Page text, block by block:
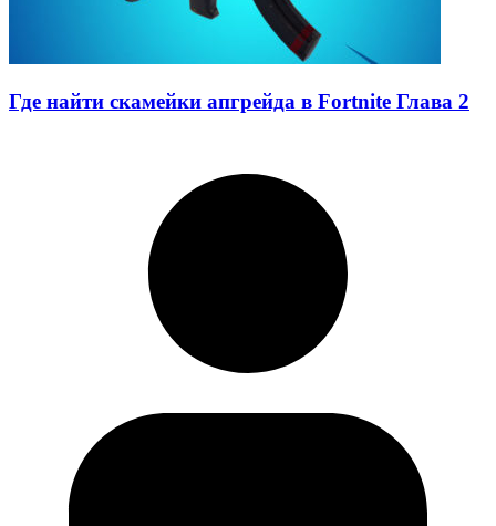
Где найти скамейки апгрейда в Fortnite Глава 2